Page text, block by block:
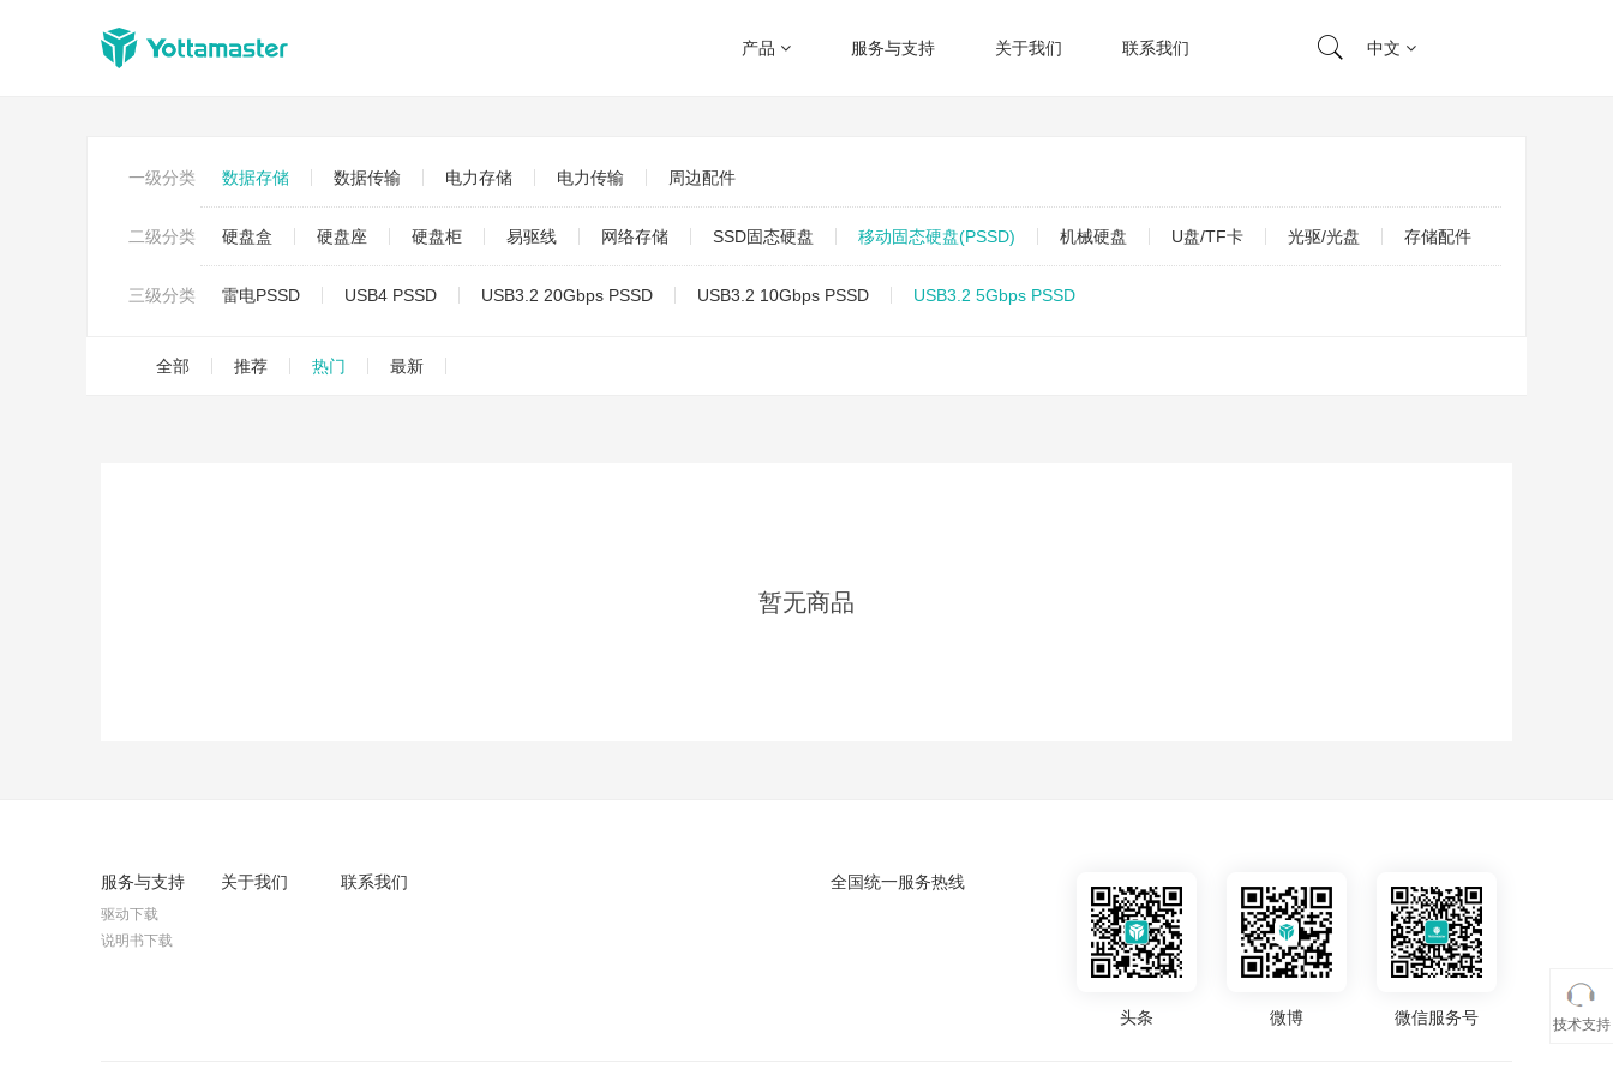
产品 服务与支持 关于我们 联系我们 中文
一级分类 数据存储 数据传输 电力存储 电力传输 周边配件
二级分类 硬盘盒 硬盘座 硬盘柜 易驱线 网络存储 SSD固态硬盘 移动固态硬盘(PSSD) 机械硬盘 U盘/TF卡 光驱/光盘 存储配件
三级分类 雷电PSSD USB4 PSSD USB3.2 20Gbps PSSD USB3.2 10Gbps PSSD USB3.2 5Gbps PSSD
全部 推荐 热门 最新
暂无商品
服务与支持
驱动下载
说明书下载
关于我们 联系我们 全国统一服务热线
头条 微博 微信服务号 技术支持